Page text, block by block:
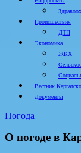
Происшествия
ДТП
Экономика
ЖКХ
Вестник
Документы
Погода
О погоде в